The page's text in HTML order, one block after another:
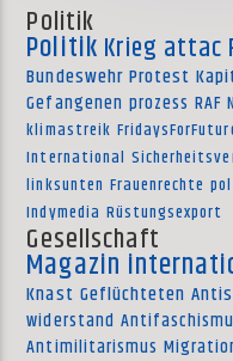
Politik
Politik Krieg attac
Bundeswehr Protest
Gefangenen prozess RAF
klimastreik
International
linksunten Frauenrechte
Indymedia Rüstungsexport
Gesellschaft
Magazin
Knast Geflüchteten
widerstand
Antimilitarismus